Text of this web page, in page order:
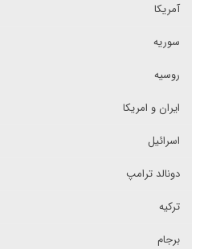
آمریکا
سوریه
روسیه
ایران و امریکا
اسرائیل
دونالد ترامپ
ترکیه
برجام